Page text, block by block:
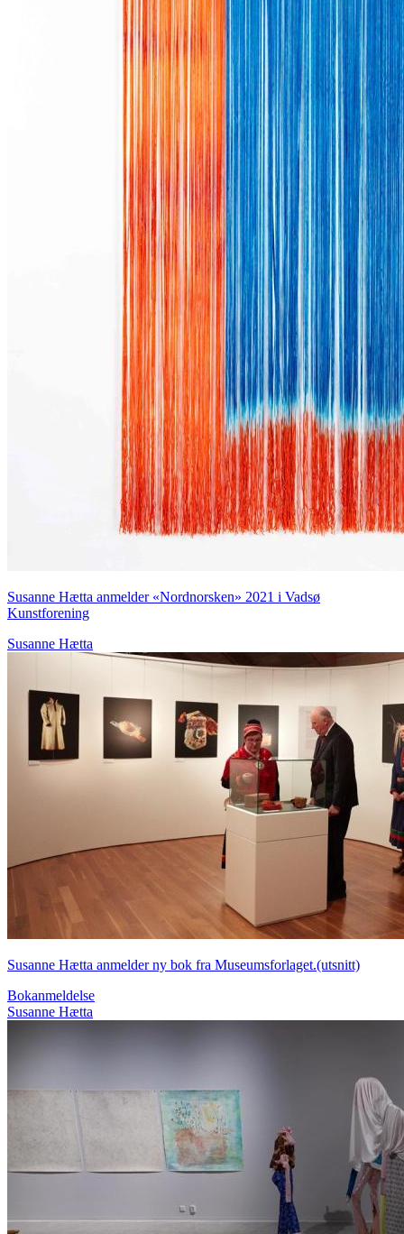
Susanne Hætta anmelder «Nordnorsken» 2021 i Vadsø
Kunstforening
Susanne Hætta
Susanne Hætta anmelder ny bok fra Museumsforlaget.(utsnitt)
Bokanmeldelse
Susanne Hætta